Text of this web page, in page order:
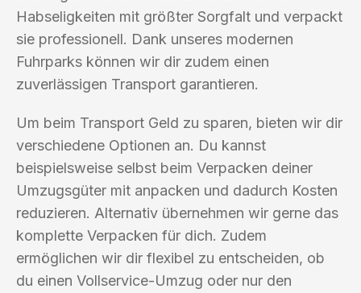
Habseligkeiten mit größter Sorgfalt und verpackt
sie professionell. Dank unseres modernen
Fuhrparks können wir dir zudem einen
zuverlässigen Transport garantieren.
Um beim Transport Geld zu sparen, bieten wir dir
verschiedene Optionen an. Du kannst
beispielsweise selbst beim Verpacken deiner
Umzugsgüter mit anpacken und dadurch Kosten
reduzieren. Alternativ übernehmen wir gerne das
komplette Verpacken für dich. Zudem
ermöglichen wir dir flexibel zu entscheiden, ob
du einen Vollservice-Umzug oder nur den